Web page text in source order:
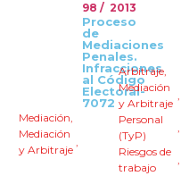
98 / 2013
Proceso
de
Mediaciones
Penales.
Infracciones
al Código
Electoral-
7072
Mediación,
Mediación
y Arbitraje
,
Arbitraje,
Mediación
y Arbitraje
,
Personal
(TyP)
,
Riesgos de
trabajo
,